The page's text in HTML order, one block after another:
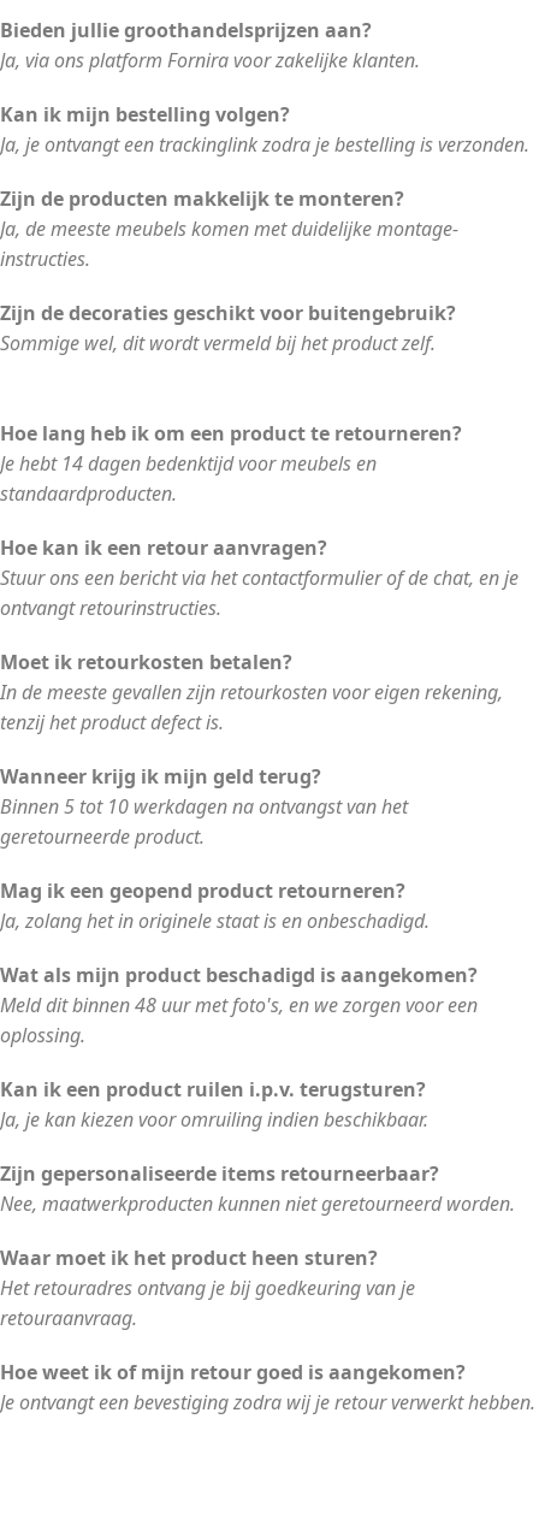
Bieden jullie groothandelsprijzen aan?
Ja, via ons platform Fornira voor zakelijke klanten.
Kan ik mijn bestelling volgen?
Ja, je ontvangt een trackinglink zodra je bestelling is verzonden.
Zijn de producten makkelijk te monteren?
Ja, de meeste meubels komen met duidelijke montage-
instructies.
Zijn de decoraties geschikt voor buitengebruik?
Sommige wel, dit wordt vermeld bij het product zelf.
Hoe lang heb ik om een product te retourneren?
Je hebt 14 dagen bedenktijd voor meubels en
standaardproducten.
Hoe kan ik een retour aanvragen?
Stuur ons een bericht via het contactformulier of de chat, en je
ontvangt retourinstructies.
Moet ik retourkosten betalen?
In de meeste gevallen zijn retourkosten voor eigen rekening,
tenzij het product defect is.
Wanneer krijg ik mijn geld terug?
Binnen 5 tot 10 werkdagen na ontvangst van het
geretourneerde product.
Mag ik een geopend product retourneren?
Ja, zolang het in originele staat is en onbeschadigd.
Wat als mijn product beschadigd is aangekomen?
Meld dit binnen 48 uur met foto's, en we zorgen voor een
oplossing.
Kan ik een product ruilen i.p.v. terugsturen?
Ja, je kan kiezen voor omruiling indien beschikbaar.
Zijn gepersonaliseerde items retourneerbaar?
Nee, maatwerkproducten kunnen niet geretourneerd worden.
Waar moet ik het product heen sturen?
Het retouradres ontvang je bij goedkeuring van je
retouraanvraag.
Hoe weet ik of mijn retour goed is aangekomen?
Je ontvangt een bevestiging zodra wij je retour verwerkt hebben.